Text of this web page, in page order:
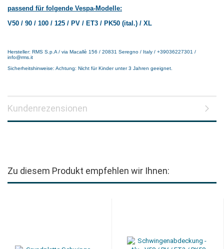
passend für folgende Vespa-Modelle:
V50 / 90 / 100 / 125 / PV / ET3 / PK50 (ital.) / XL
Hersteller: RMS S.p.A / via Macallè 156 / 20831 Seregno / Italy / +39036227301 /
info@rms.it
Sicherheitshinweise: Achtung: Nicht für Kinder unter 3 Jahren geeignet.
Kundenrezensionen
Zu diesem Produkt empfehlen wir Ihnen: